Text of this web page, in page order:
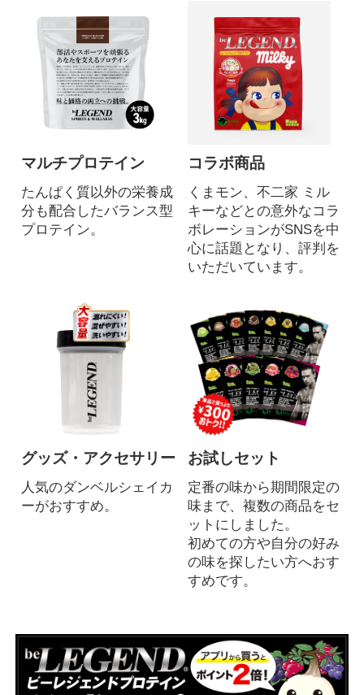
マルチプロテイン
たんぱく質以外の栄養成
分も配合したバランス型
プロテイン。
コラボ商品
くまモン、不二家 ミル
キーなどとの意外なコラ
ボレーションがSNSを中
心に話題となり、評判を
いただいています。
グッズ・アクセサリー
人気のダンベルシェイカ
ーがおすすめ。
お試しセット
定番の味から期間限定の
味まで、複数の商品をセ
ットにしました。
初めての方や自分の好み
の味を探したい方へおす
すめです。